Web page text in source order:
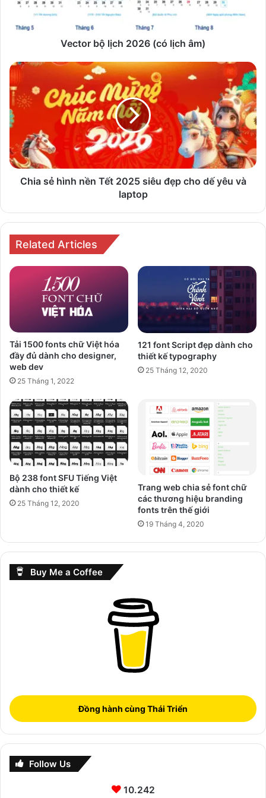
âm)
Vector bộ lịch 2026 (có lịch âm)
Chia
sẻ
hình
nền
Tết
2025
siêu
đẹp
cho
Chia sẻ hình nền Tết 2025 siêu đẹp cho dế yêu và
laptop
Related Articles
Tải 1500 fonts chữ Việt hóa
đầy đủ dành cho designer,
web dev
25 Tháng 1, 2022
121 font Script đẹp dành cho
thiết kế typography
25 Tháng 12, 2020
Bộ 238 font SFU Tiếng Việt
dành cho thiết kế
25 Tháng 12, 2020
Trang web chia sẻ font chữ
các thương hiệu branding
fonts trên thế giới
19 Tháng 4, 2020
Buy Me a Coffee
Đồng hành cùng Thái Triển
Follow Us
10.242